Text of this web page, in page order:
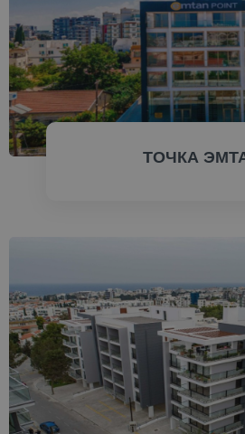
ТОЧКА
ПРОВЕРИТЬ